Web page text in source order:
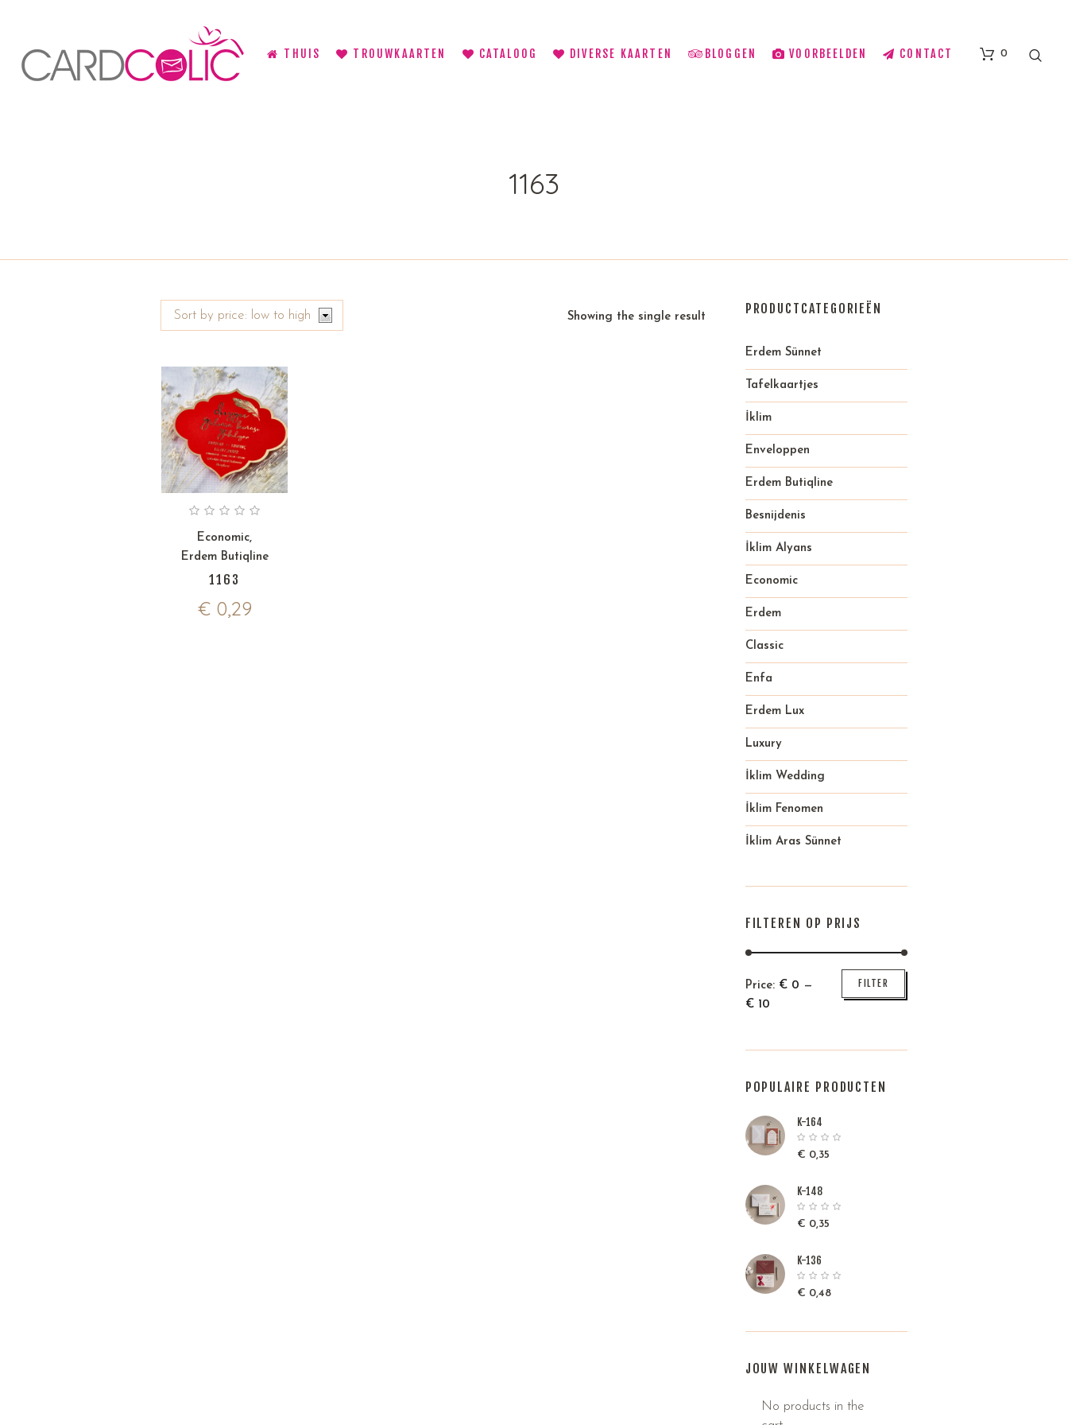
0
THUIS TROUWKAARTEN CATALOOG DIVERSE KAARTEN BLOGGEN VOORBEELDEN CONTACT
1163
Showing the single result
Economic,
Erdem Butiqline
1163
€ 0,29
PRODUCTCATEGORIEËN
Erdem Sünnet
Tafelkaartjes
İklim
Enveloppen
Erdem Butiqline
Besnijdenis
İklim Alyans
Economic
Erdem
Classic
Enfa
Erdem Lux
Luxury
İklim Wedding
İklim Fenomen
İklim Aras Sünnet
FILTEREN OP PRIJS
Min
price
Max
price
FILTER
Price: € 0 —
€ 10
POPULAIRE PRODUCTEN
K-164
€ 0,35
K-148
€ 0,35
K-136
€ 0,48
JOUW WINKELWAGEN
No products in the